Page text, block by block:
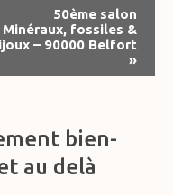
50ème salon
Minéraux, fossiles &
– 90000 Belfort
»
bien-
au delà